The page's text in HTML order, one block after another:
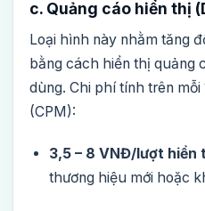
c. Quảng cáo hiển thị
Loại hình này nhằm tăng
bằng cách hiển thị quảng
dùng. Chi phí tính trên
(CPM):
3,5 – 8 VNĐ/lượt hiển
thương hiệu mới hoặc